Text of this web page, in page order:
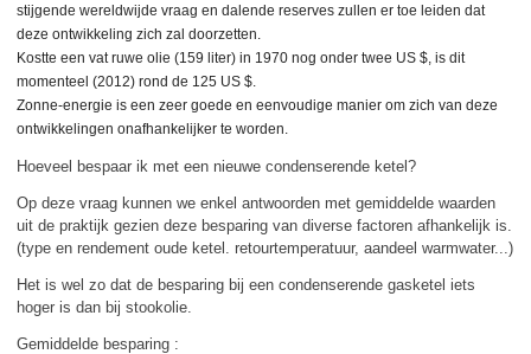
stijgende wereldwijde vraag en dalende reserves zullen er toe leiden dat
deze ontwikkeling zich zal doorzetten.
Kostte een vat ruwe olie (159 liter) in 1970 nog onder twee US $, is dit
momenteel (2012) rond de 125 US $.
Zonne-energie is een zeer goede en eenvoudige manier om zich van deze
ontwikkelingen onafhankelijker te worden.
Hoeveel bespaar ik met een nieuwe condenserende ketel?
Op deze vraag kunnen we enkel antwoorden met gemiddelde waarden
uit de praktijk gezien deze besparing van diverse factoren afhankelijk is.
(type en rendement oude ketel. retourtemperatuur, aandeel warmwater...)
Het is wel zo dat de besparing bij een condenserende gasketel iets
hoger is dan bij stookolie.
Gemiddelde besparing :